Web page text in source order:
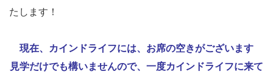
たします！
現在、カインドライフには、お席の空きがございます
見学だけでも構いませんので、一度カインドライフに来て